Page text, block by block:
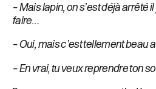
– Mais lapin, on s’est déjà arrêté
faire…
– Oui, mais c’est tellement
– En vrai, tu veux reprendre ton